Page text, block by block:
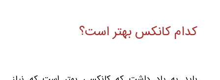
کدام کانکس بهتر است؟